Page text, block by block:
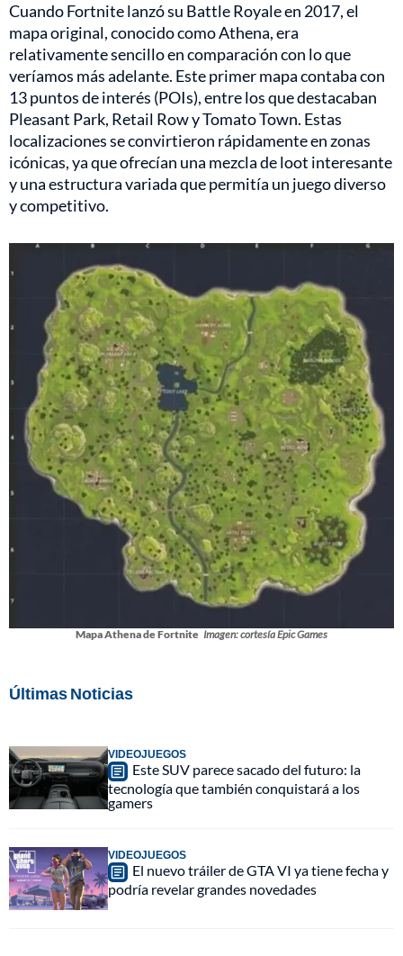
Cuando Fortnite lanzó su Battle Royale en 2017, el
mapa original, conocido como Athena, era
relativamente sencillo en comparación con lo que
veríamos más adelante. Este primer mapa contaba con
13 puntos de interés (POIs), entre los que destacaban
Pleasant Park, Retail Row y Tomato Town. Estas
localizaciones se convirtieron rápidamente en zonas
icónicas, ya que ofrecían una mezcla de loot interesante
y una estructura variada que permitía un juego diverso
y competitivo.
Mapa Athena de Fortnite Imagen: cortesía Epic Games
Últimas Noticias
VIDEOJUEGOS
Este SUV parece sacado del futuro: la
tecnología que también conquistará a los
gamers
VIDEOJUEGOS
El nuevo tráiler de GTA VI ya tiene fecha y
podría revelar grandes novedades